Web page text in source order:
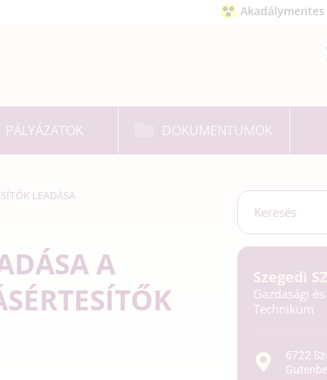
PÁLYÁZATOK DOKUMENTUMOK
LEADÁSA
A
Szegedi
Gazdasági
Technikum
6722